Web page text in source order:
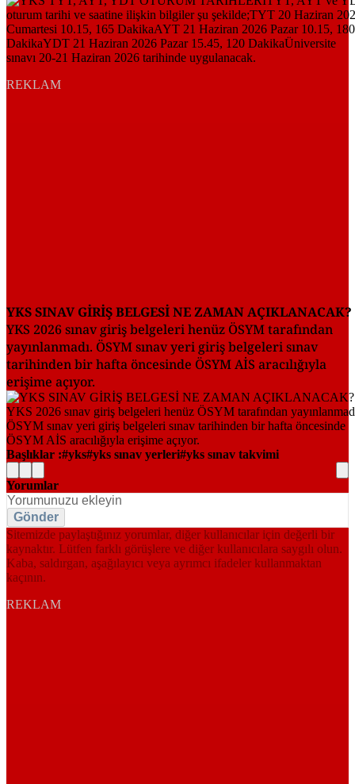
REKLAM
YKS SINAV GİRİŞ BELGESİ NE ZAMAN AÇIKLANACAK?
YKS 2026 sınav giriş belgeleri henüz ÖSYM tarafından
yayınlanmadı. ÖSYM sınav yeri giriş belgeleri sınav
tarihinden bir hafta öncesinde ÖSYM AİS aracılığıyla
erişime açıyor.
Başlıklar : yks yks sınav yerleri yks sınav takvimi
Yorumlar
Gönder
Sitemizde paylaştığınız yorumlar, diğer kullanıcılar için değerli bir
kaynaktır. Lütfen farklı görüşlere ve diğer kullanıcılara saygılı olun.
Kaba, saldırgan, aşağılayıcı veya ayrımcı ifadeler kullanmaktan
kaçının.
REKLAM